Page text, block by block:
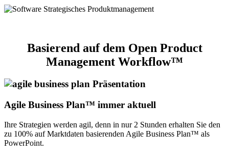
Basierend auf dem Open Product
Management Workflow™
Agile Business Plan™ immer aktuell
Ihre Strategien werden agil, denn in nur 2 Stunden erhalten Sie den
zu 100% auf Marktdaten basierenden Agile Business Plan™ als
PowerPoint.